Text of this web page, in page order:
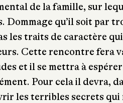
de la famille, sur
Dommage qu’il soit par
les traits de caractère
Cette rencontre fera
et il se mettra à
Pour cela il devra,
les terribles secrets qui